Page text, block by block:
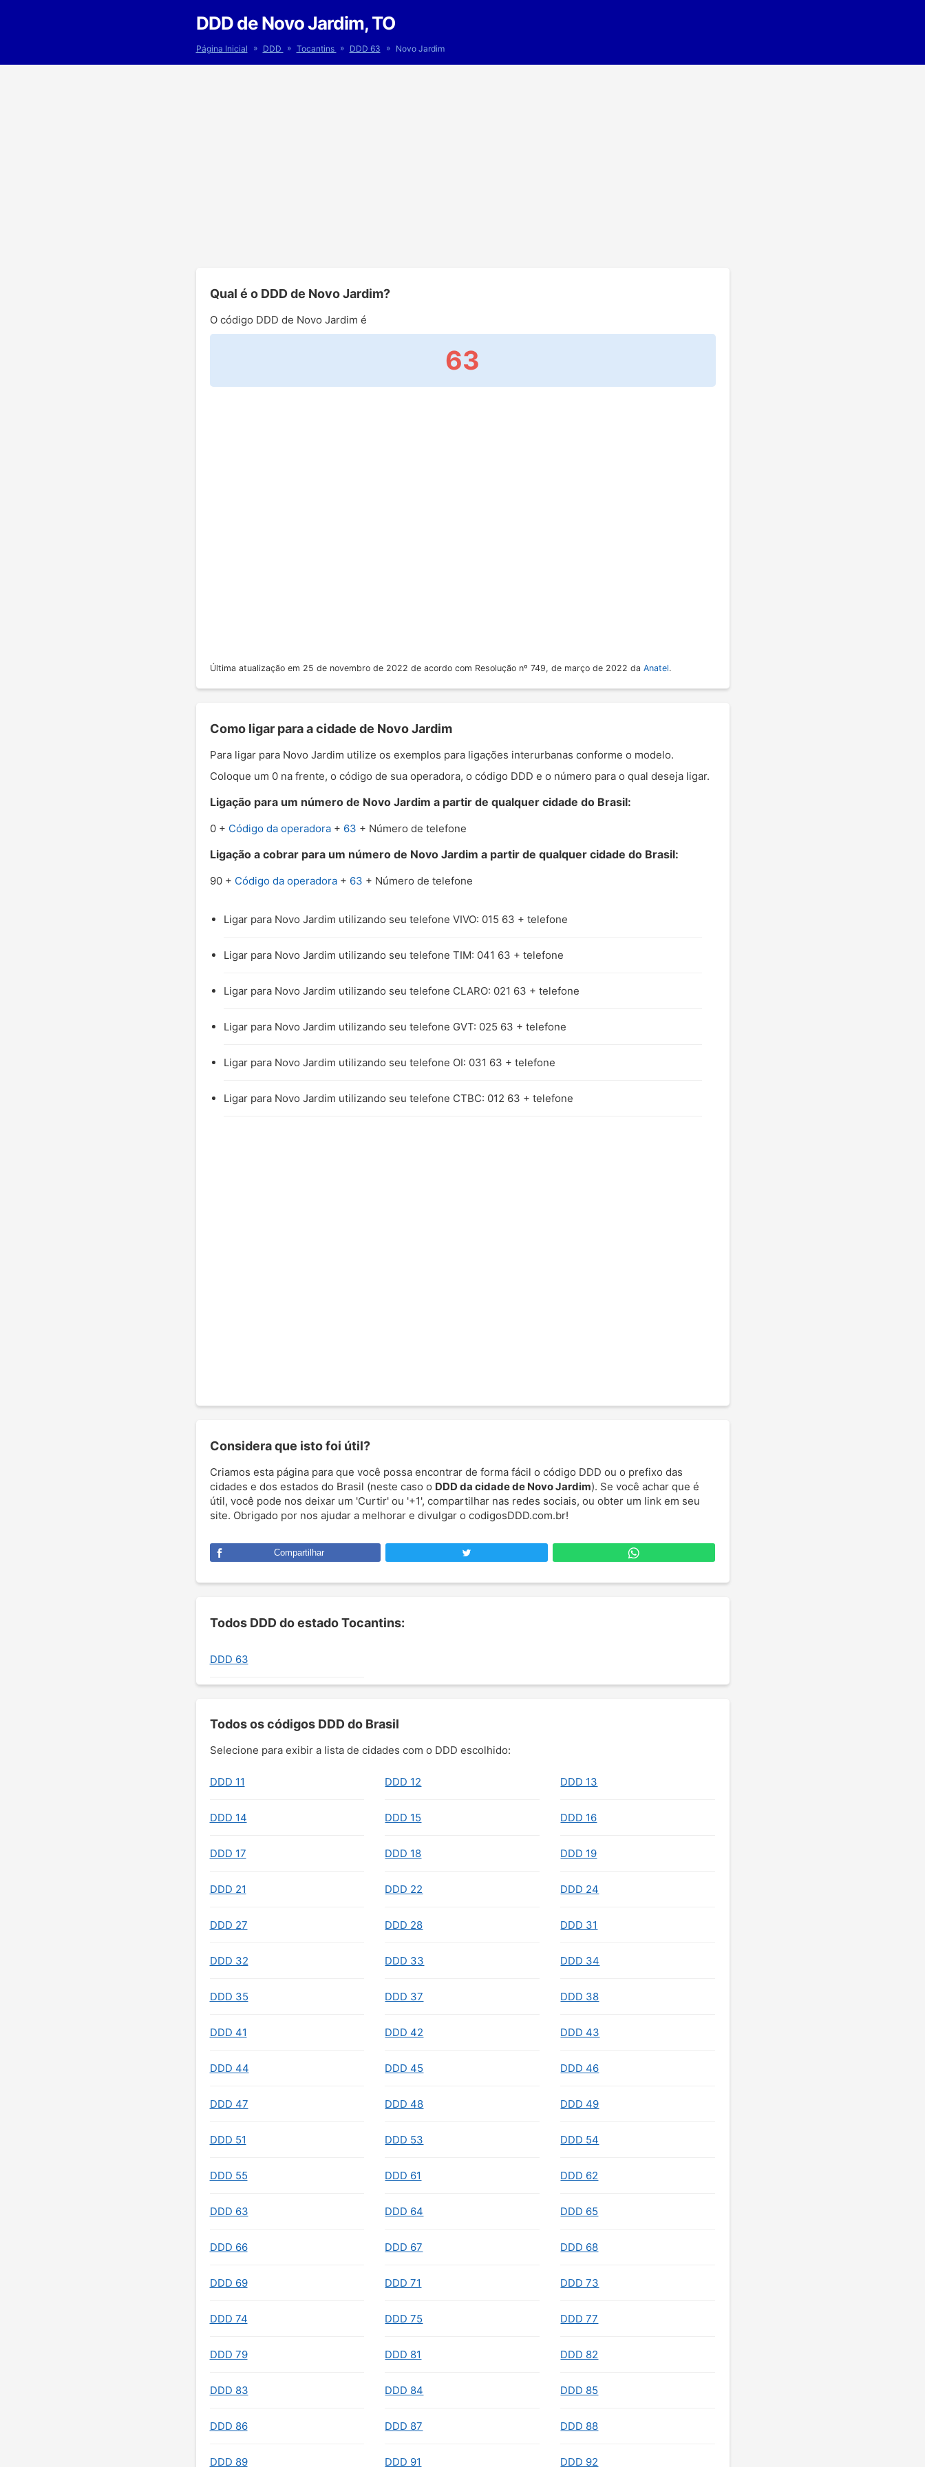
DDD de Novo Jardim, TO
Página Inicial » DDD » Tocantins » DDD 63 » Novo Jardim
Qual é o DDD de Novo Jardim?
O código DDD de Novo Jardim é
63
Última atualização em 25 de novembro de 2022 de acordo com Resolução nº 749, de março de 2022 da Anatel.
Como ligar para a cidade de Novo Jardim
Para ligar para Novo Jardim utilize os exemplos para ligações interurbanas conforme o modelo.
Coloque um 0 na frente, o código de sua operadora, o código DDD e o número para o qual deseja ligar.
Ligação para um número de Novo Jardim a partir de qualquer cidade do Brasil:
0 + Código da operadora+ 63 + Número de telefone
Ligação a cobrar para um número de Novo Jardim a partir de qualquer cidade do Brasil:
90 + Código da operadora+ 63 + Número de telefone
Ligar para Novo Jardim utilizando seu telefone VIVO: 015 63 + telefone
Ligar para Novo Jardim utilizando seu telefone TIM: 041 63 + telefone
Ligar para Novo Jardim utilizando seu telefone CLARO: 021 63 + telefone
Ligar para Novo Jardim utilizando seu telefone GVT: 025 63 + telefone
Ligar para Novo Jardim utilizando seu telefone OI: 031 63 + telefone
Ligar para Novo Jardim utilizando seu telefone CTBC: 012 63 + telefone
Considera que isto foi útil?
Criamos esta página para que você possa encontrar de forma fácil o código DDD ou o prefixo das
cidades e dos estados do Brasil (neste caso o DDD da cidade de Novo Jardim). Se você achar que é
útil, você pode nos deixar um 'Curtir' ou '+1', compartilhar nas redes sociais, ou obter um link em seu
site. Obrigado por nos ajudar a melhorar e divulgar o codigosDDD.com.br!
Compartilhar
Todos DDD do estado Tocantins:
DDD 63
Todos os códigos DDD do Brasil
Selecione para exibir a lista de cidades com o DDD escolhido:
DDD 11 DDD 12 DDD 13
DDD 14 DDD 15 DDD 16
DDD 17 DDD 18 DDD 19
DDD 21 DDD 22 DDD 24
DDD 27 DDD 28 DDD 31
DDD 32 DDD 33 DDD 34
DDD 35 DDD 37 DDD 38
DDD 41 DDD 42 DDD 43
DDD 44 DDD 45 DDD 46
DDD 47 DDD 48 DDD 49
DDD 51 DDD 53 DDD 54
DDD 55 DDD 61 DDD 62
DDD 63 DDD 64 DDD 65
DDD 66 DDD 67 DDD 68
DDD 69 DDD 71 DDD 73
DDD 74 DDD 75 DDD 77
DDD 79 DDD 81 DDD 82
DDD 83 DDD 84 DDD 85
DDD 86 DDD 87 DDD 88
DDD 89 DDD 91 DDD 92